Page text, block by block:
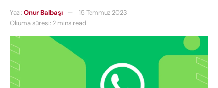
Yazı: Onur Balbaşı
15 Temmuz 2023
Okuma süresi: 2 mins read